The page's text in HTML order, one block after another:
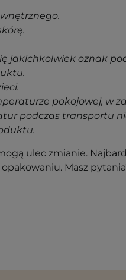
jakichkolwiek oznak
pokojowej, w
podczas transportu
ulec zmianie.
Masz